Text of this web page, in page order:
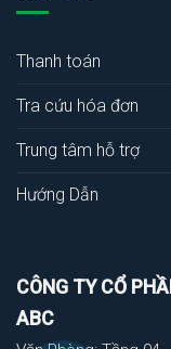
Thanh toán
Tra cứu hóa đơn
Trung tâm hỗ trợ
Hướng Dẫn
CÔNG TY CỔ
ABC